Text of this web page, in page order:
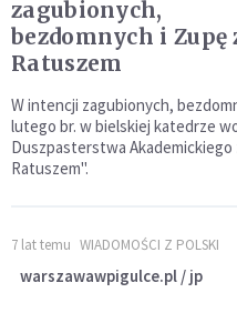
zagubionych,
bezdomnych i Zupę
Ratuszem
W intencji zagubionych,
lutego br. w bielskiej katedrze
Duszpasterstwa
Ratuszem".
7 lat temu WIADOMOŚCI Z POLSKI
warszawawpigulce.pl / jp